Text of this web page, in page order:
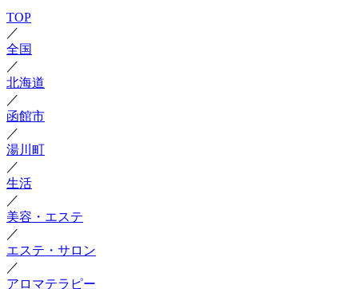
TOP
／
全国
／
北海道
／
函館市
／
湯川町
／
生活
／
美容・エステ
／
エステ・サロン
／
アロマテラピー